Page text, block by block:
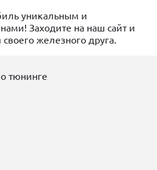
уникальным и
Заходите на наш сайт и
железного друга.
тюнинге